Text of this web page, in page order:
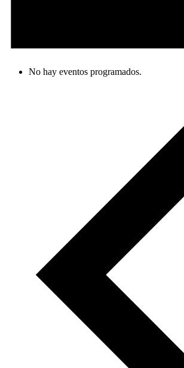
No hay eventos programados.